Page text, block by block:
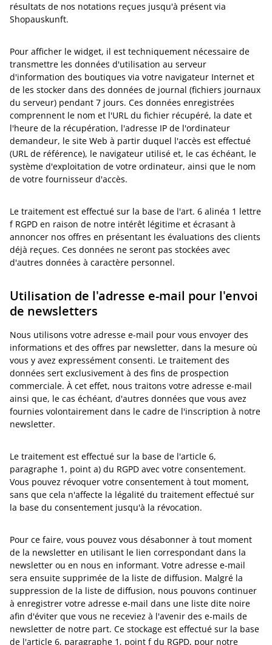
résultats de nos notations reçues jusqu'à présent via
Shopauskunft.
Pour afficher le widget, il est techniquement nécessaire de
transmettre les données d'utilisation au serveur
d'information des boutiques via votre navigateur Internet et
de les stocker dans des données de journal (fichiers journaux
du serveur) pendant 7 jours. Ces données enregistrées
comprennent le nom et l'URL du fichier récupéré, la date et
l'heure de la récupération, l'adresse IP de l'ordinateur
demandeur, le site Web à partir duquel l'accès est effectué
(URL de référence), le navigateur utilisé et, le cas échéant, le
système d'exploitation de votre ordinateur, ainsi que le nom
de votre fournisseur d'accès.
Le traitement est effectué sur la base de l'art. 6 alinéa 1 lettre
f RGPD en raison de notre intérêt légitime et écrasant à
annoncer nos offres en présentant les évaluations des clients
déjà reçues. Ces données ne seront pas stockées avec
d'autres données à caractère personnel.
Utilisation de l'adresse e-mail pour l'envoi
de newsletters
Nous utilisons votre adresse e-mail pour vous envoyer des
informations et des offres par newsletter, dans la mesure où
vous y avez expressément consenti. Le traitement des
données sert exclusivement à des fins de prospection
commerciale. À cet effet, nous traitons votre adresse e-mail
ainsi que, le cas échéant, d'autres données que vous avez
fournies volontairement dans le cadre de l'inscription à notre
newsletter.
Le traitement est effectué sur la base de l'article 6,
paragraphe 1, point a) du RGPD avec votre consentement.
Vous pouvez révoquer votre consentement à tout moment,
sans que cela n'affecte la légalité du traitement effectué sur
la base du consentement jusqu'à la révocation.
Pour ce faire, vous pouvez vous désabonner à tout moment
de la newsletter en utilisant le lien correspondant dans la
newsletter ou en nous en informant. Votre adresse e-mail
sera ensuite supprimée de la liste de diffusion. Malgré la
suppression de la liste de diffusion, nous pouvons continuer
à enregistrer votre adresse e-mail dans une liste dite noire
afin d'éviter que vous ne receviez à l'avenir des e-mails de
newsletter de notre part. Ce stockage est effectué sur la base
de l'article 6, paragraphe 1, point f du RGPD, pour notre